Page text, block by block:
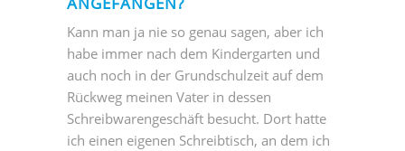
Kann man ja nie so genau sagen, aber ich
habe immer nach dem Kindergarten und
auch noch in der Grundschulzeit auf dem
Rückweg meinen Vater in dessen
Schreibwarengeschäft besucht. Dort hatte
ich einen eigenen Schreibtisch, an dem ich